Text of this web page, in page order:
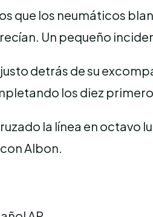
que los neumáticos
Un pequeño
detrás de su
los diez
la línea en octavo
Albon.